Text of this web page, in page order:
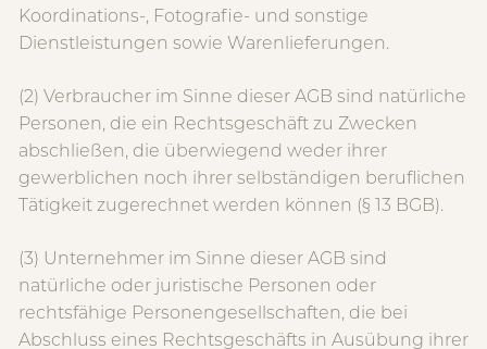
Koordinations-, Fotografie- und sonstige
Dienstleistungen sowie Warenlieferungen.
(2) Verbraucher im Sinne dieser AGB sind natürliche
Personen, die ein Rechtsgeschäft zu Zwecken
abschließen, die überwiegend weder ihrer
gewerblichen noch ihrer selbständigen beruflichen
Tätigkeit zugerechnet werden können (§ 13 BGB).
(3) Unternehmer im Sinne dieser AGB sind
natürliche oder juristische Personen oder
rechtsfähige Personengesellschaften, die bei
Abschluss eines Rechtsgeschäfts in Ausübung ihrer